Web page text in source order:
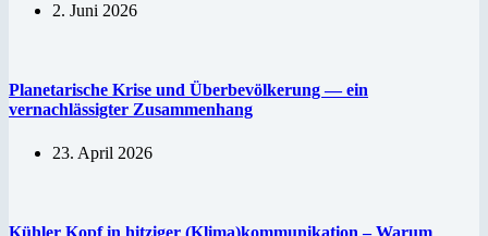
2. Juni 2026
Planetarische Krise und Überbevölkerung — ein
vernachlässigter Zusammenhang
23. April 2026
Kühler Kopf in hitziger (Klima)kommunikation – Warum